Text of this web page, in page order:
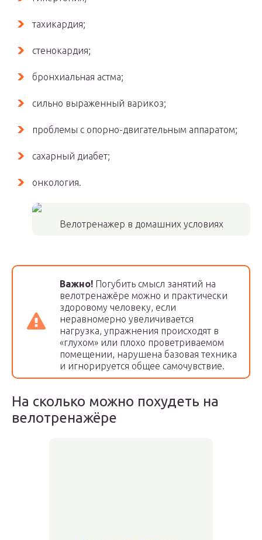
тахикардия;
стенокардия;
бронхиальная астма;
сильно выраженный варикоз;
проблемы с опорно-двигательным аппаратом;
сахарный диабет;
онкология.
Велотренажер в домашних условиях
Важно! Погубить смысл занятий на
велотренажёре можно и практически
здоровому человеку, если
неравномерно увеличивается
нагрузка, упражнения происходят в
«глухом» или плохо проветриваемом
помещении, нарушена базовая техника
и игнорируется общее самочувствие.
На сколько можно похудеть на
велотренажёре